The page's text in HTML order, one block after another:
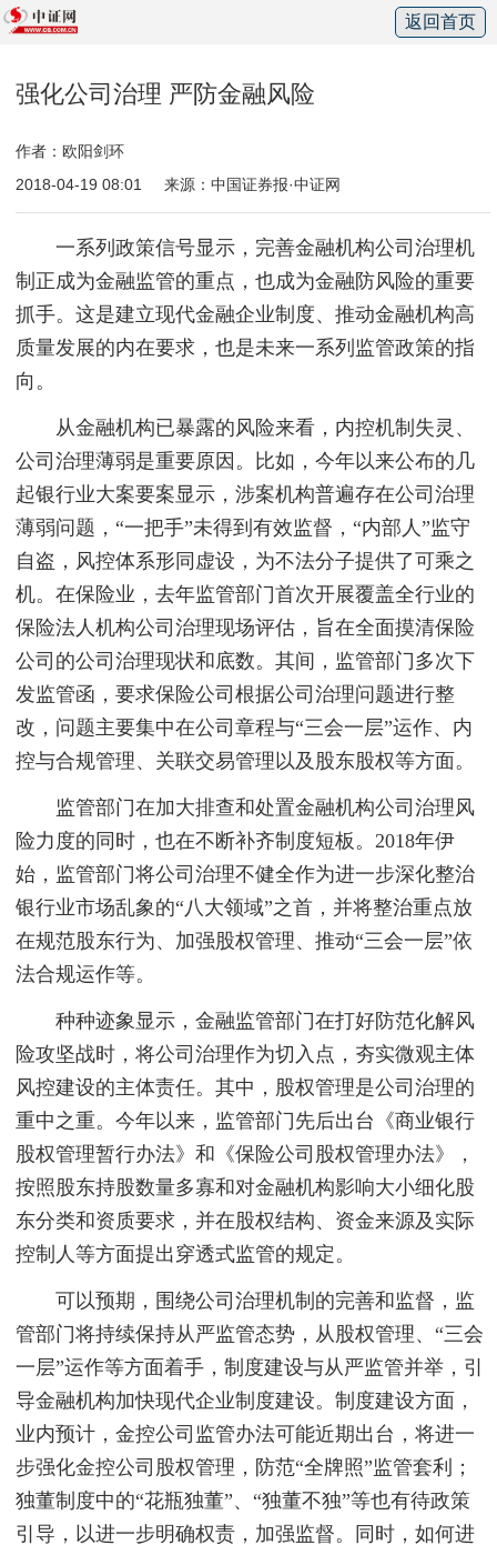
返回首页
强化公司治理 严防金融风险
作者：欧阳剑环
2018-04-19 08:01
来源：中国证券报·中证网
一系列政策信号显示，完善金融机构公司治理机
制正成为金融监管的重点，也成为金融防风险的重要
抓手。这是建立现代金融企业制度、推动金融机构高
质量发展的内在要求，也是未来一系列监管政策的指
向。
从金融机构已暴露的风险来看，内控机制失灵、
公司治理薄弱是重要原因。比如，今年以来公布的几
起银行业大案要案显示，涉案机构普遍存在公司治理
薄弱问题，“一把手”未得到有效监督，“内部人”监守
自盗，风控体系形同虚设，为不法分子提供了可乘之
机。在保险业，去年监管部门首次开展覆盖全行业的
保险法人机构公司治理现场评估，旨在全面摸清保险
公司的公司治理现状和底数。其间，监管部门多次下
发监管函，要求保险公司根据公司治理问题进行整
改，问题主要集中在公司章程与“三会一层”运作、内
控与合规管理、关联交易管理以及股东股权等方面。
监管部门在加大排查和处置金融机构公司治理风
险力度的同时，也在不断补齐制度短板。2018年伊
始，监管部门将公司治理不健全作为进一步深化整治
银行业市场乱象的“八大领域”之首，并将整治重点放
在规范股东行为、加强股权管理、推动“三会一层”依
法合规运作等。
种种迹象显示，金融监管部门在打好防范化解风
险攻坚战时，将公司治理作为切入点，夯实微观主体
风控建设的主体责任。其中，股权管理是公司治理的
重中之重。今年以来，监管部门先后出台《商业银行
股权管理暂行办法》和《保险公司股权管理办法》，
按照股东持股数量多寡和对金融机构影响大小细化股
东分类和资质要求，并在股权结构、资金来源及实际
控制人等方面提出穿透式监管的规定。
可以预期，围绕公司治理机制的完善和监督，监
管部门将持续保持从严监管态势，从股权管理、“三会
一层”运作等方面着手，制度建设与从严监管并举，引
导金融机构加快现代企业制度建设。制度建设方面，
业内预计，金控公司监管办法可能近期出台，将进一
步强化金控公司股权管理，防范“全牌照”监管套利；
独董制度中的“花瓶独董”、“独董不独”等也有待政策
引导，以进一步明确权责，加强监督。同时，如何进